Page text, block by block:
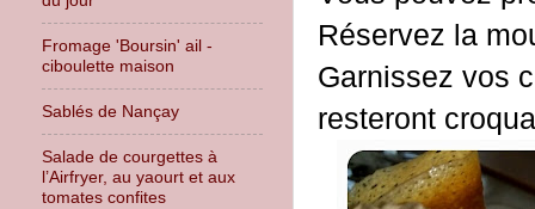
Réservez la
Garnissez vos
resteront
Fromage 'Boursin' ail -
ciboulette maison
Sablés de Nançay
Salade de courgettes à
l’Airfryer, au yaourt et aux
tomates confites